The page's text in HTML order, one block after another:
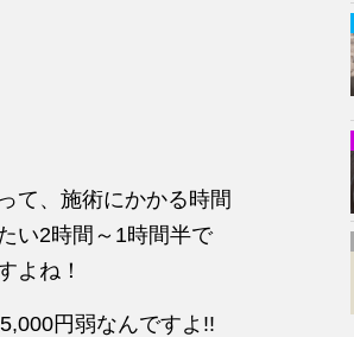
て、施術にかかる時間
い2時間～1時間半で
よね！
円弱なんですよ!!